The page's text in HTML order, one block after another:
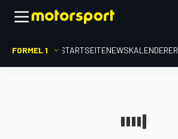
FORMEL 1 STARTSEITENEWSKALENDER